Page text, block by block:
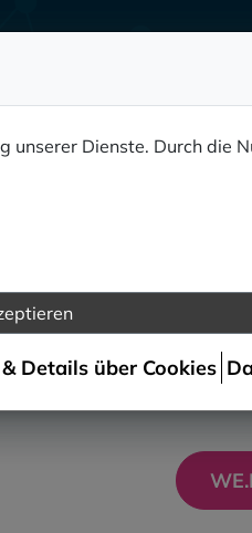
zu uns finden
Sie uns jetzt auch
unserer Dienste. Durch
Details über Cookies